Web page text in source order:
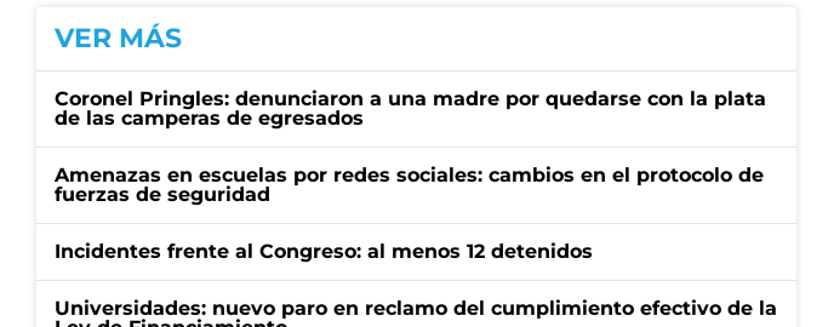
VER MÁS
Coronel Pringles: denunciaron a una madre por quedarse con la plata
de las camperas de egresados
Amenazas en escuelas por redes sociales: cambios en el protocolo de
fuerzas de seguridad
Incidentes frente al Congreso: al menos 12 detenidos
Universidades: nuevo paro en reclamo del cumplimiento efectivo de la